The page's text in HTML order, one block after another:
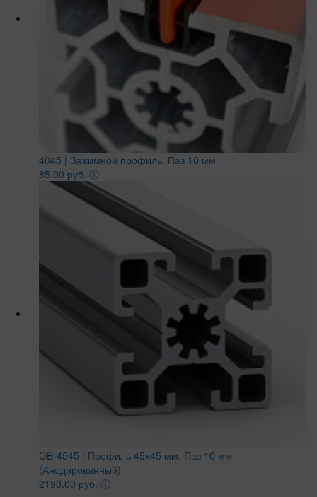
4045 | Зажимной профиль. Паз 10 мм
85.00 руб. ⓘ
OB-4545 | Профиль 45х45 мм. Паз 10 мм
(Анодированный)
2190.00 руб. ⓘ